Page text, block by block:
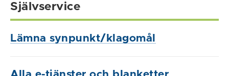
Självservice
Lämna synpunkt/klagomål